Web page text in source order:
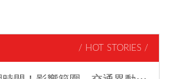
/ HOT STORIES /